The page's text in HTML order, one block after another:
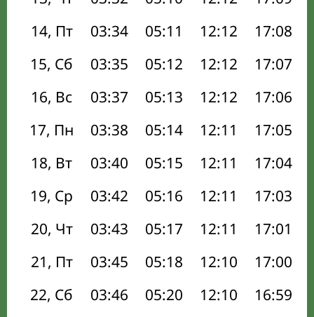
14, Пт
03:34 05:11 12:12 17:08
15, Сб
03:35 05:12 12:12 17:07
16, Вс
03:37 05:13 12:12 17:06
17, Пн
03:38 05:14 12:11 17:05
18, Вт
03:40 05:15 12:11 17:04
19, Ср
03:42 05:16 12:11 17:03
20, Чт
03:43 05:17 12:11 17:01
21, Пт
03:45 05:18 12:10 17:00
22, Сб
03:46 05:20 12:10 16:59